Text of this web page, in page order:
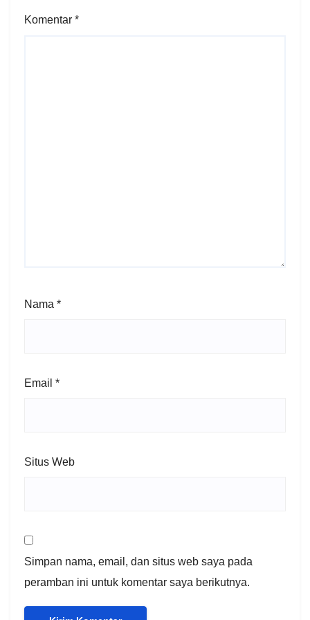
Komentar *
Nama *
Email *
Situs Web
Simpan nama, email, dan situs web saya pada
peramban ini untuk komentar saya berikutnya.